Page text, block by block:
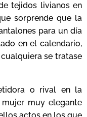
tejidos livianos en
sorprende que la
para un día
en el calendario,
se tratase
o rival en la
mujer muy elegante